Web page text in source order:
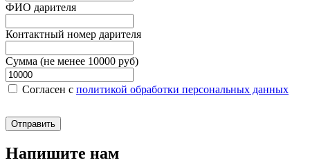
ФИО дарителя
Контактный номер дарителя
Сумма (не менее 10000 руб)
Согласен c политикой обработки персональных данных
Отправить
Напишите нам